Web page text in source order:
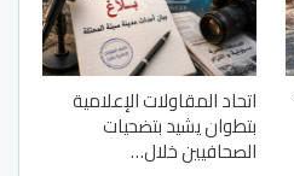
اتحاد المقاولات الإعلامية
بتطوان يشيد بتضحيات
الصحافيين خلال…